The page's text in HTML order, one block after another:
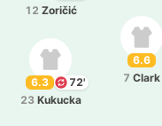
12 Zoričić
6.6
7 Clark
6.3
72'
23 Kukucka